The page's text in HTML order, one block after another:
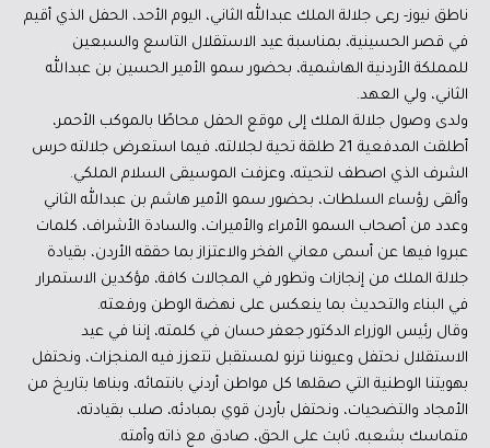
ناطق نيوز- رعى جلالة الملك عبدالله الثاني، اليوم الأحد، الحفل الذي أقيم
في قصر الحسينية، بمناسبة عيد الاستقلال التاسع والسبعين
للمملكة الأردنية الهاشمية، بحضور سمو الأمير الحسين بن عبدﷲ
الثاني، ولي العهد.
ولدى وصول جلالة الملك إلى موقع الحفل محاطًا بالموكب الأحمر،
أطلقت المدفعية 21 طلقة تحية لجلالته، فيما استعرض جلالته حرس
الشرف الذي اصطف لتحيته، وعزفت الموسيقى السلام الملكي.
وألقى رؤساء السلطات، بحضور سمو الأمير هاشم بن عبدالله الثاني
وعدد من أصحاب السمو الأمراء والأميرات، والسادة الأشراف، كلمات
عبروا فيها عن أسمى معاني الفخر والاعتزاز بما حققه الأردن، بقيادة
جلالة الملك من إنجازات وتطور في المجالات كافة، مؤكدين الاستمرار
في البناء والتحديث بما ينعكس على نهضة الوطن ورفعته.
وقال رئيس الوزراء الدكتور جعفر حسان في كلمته، إننا في عيد
الاستقلال نحتفل وعيوننا ترنو لمستقبل تتعزز فيه المنجزات، ونحتفل
بهويتنا الوطنية التي صقلها كل مواطن أردني بانتمائه، وبناها بتاريخ من
الأمجاد والتضحيات، ونحتفل بأردن قوي بمبادئه، صلب بقيادته،
متماسك بشعبه، ثابت على الحق، صادق مع ذاته وأمته.